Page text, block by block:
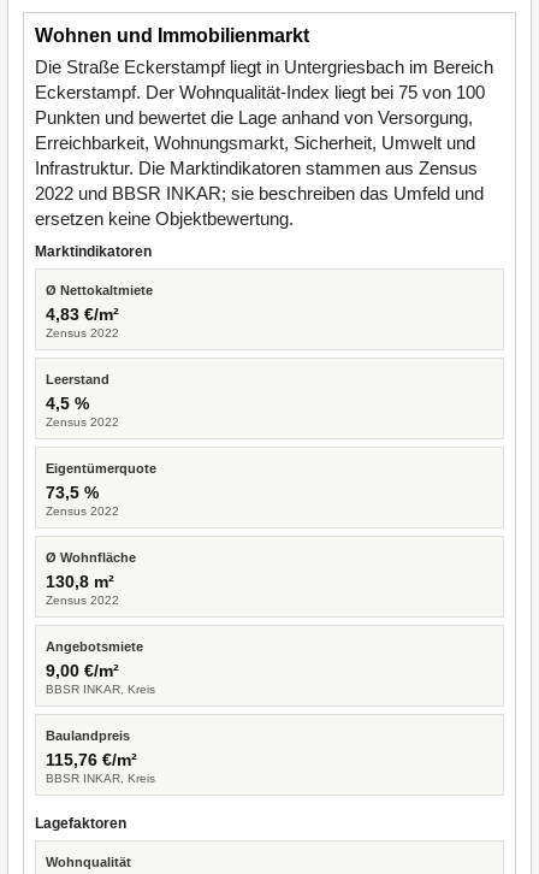
Wohnen und Immobilienmarkt
Die Straße Eckerstampf liegt in Untergriesbach im Bereich
Eckerstampf. Der Wohnqualität-Index liegt bei 75 von 100
Punkten und bewertet die Lage anhand von Versorgung,
Erreichbarkeit, Wohnungsmarkt, Sicherheit, Umwelt und
Infrastruktur. Die Marktindikatoren stammen aus Zensus
2022 und BBSR INKAR; sie beschreiben das Umfeld und
ersetzen keine Objektbewertung.
Marktindikatoren
Ø Nettokaltmiete
4,83 €/m²
Zensus 2022
Leerstand
4,5 %
Zensus 2022
Eigentümerquote
73,5 %
Zensus 2022
Ø Wohnfläche
130,8 m²
Zensus 2022
Angebotsmiete
9,00 €/m²
BBSR INKAR, Kreis
Baulandpreis
115,76 €/m²
BBSR INKAR, Kreis
Lagefaktoren
Wohnqualität